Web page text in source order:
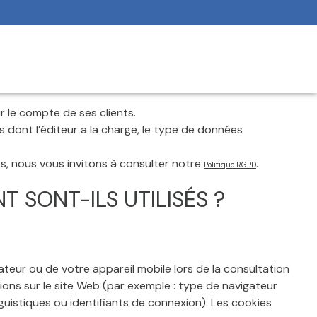
le compte de ses clients.
l’éditeur a la charge, le type de données
nous vous invitons à consulter notre Politique RGPD.
SONT-ILS UTILISÉS ?
ou de votre appareil mobile lors de la consultation
sur le site Web (par exemple : type de navigateur
ou identifiants de connexion). Les cookies